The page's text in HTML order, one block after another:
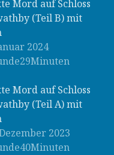
Mord auf Schloss
(Teil B) mit
2024
Mord auf Schloss
(Teil A) mit
2023